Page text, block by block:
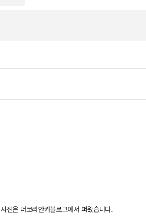
화질이 좀 그렇지만, 위장막은 벗었네요. 사진은 더코리안카블로그에서 퍼왔습니다.